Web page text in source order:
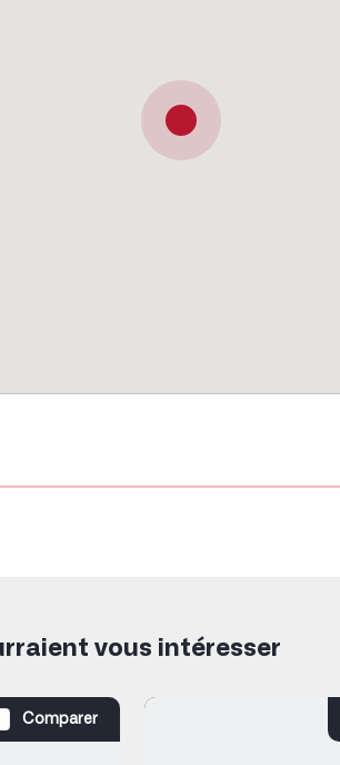
vous intéresser
Comparer